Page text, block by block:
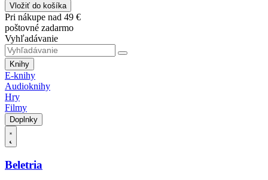
Vložiť do košíka
Pri nákupe nad 49 €
poštovné zadarmo
Vyhľadávanie
Knihy
E-knihy
Audioknihy
Hry
Filmy
Doplnky
Beletria